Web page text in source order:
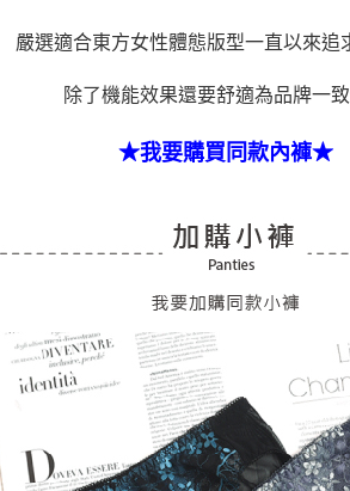
嚴選適合東方女性體態版型一直以來追
除了機能效果還要舒適為品牌一
★我要購買同款內褲★